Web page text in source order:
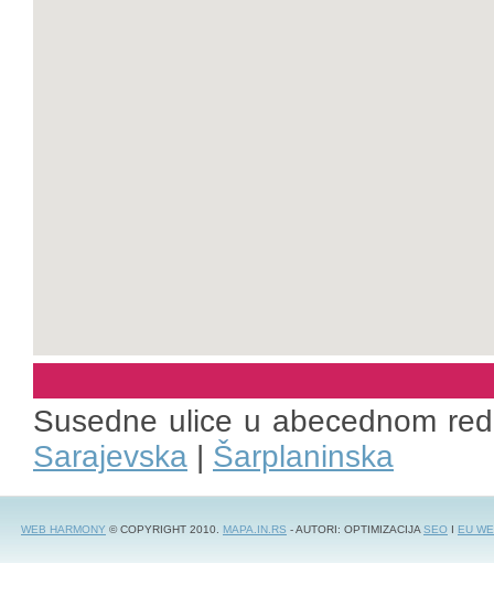
Susedne ulice u abecednom
Sarajevska | Šarplaninska
WEB HARMONY © COPYRIGHT 2010. MAPA.IN.RS - AUTORI: OPTIMIZACIJASEO I EU